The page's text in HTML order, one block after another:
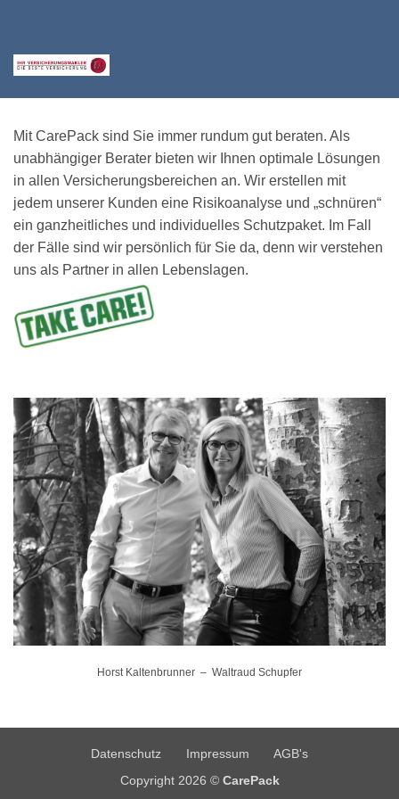
Mit CarePack sind Sie immer rundum gut beraten. Als
unabhängiger Berater bieten wir Ihnen optimale Lösungen
in allen Versicherungsbereichen an. Wir erstellen mit
jedem unserer Kunden eine Risikoanalyse und „schnüren“
ein ganzheitliches und individuelles Schutzpaket. Im Fall
der Fälle sind wir persönlich für Sie da, denn wir verstehen
uns als Partner in allen Lebenslagen.
Horst Kaltenbrunner – Waltraud Schupfer
Datenschutz Impressum
AGB's
Copyright 2026 © CarePack